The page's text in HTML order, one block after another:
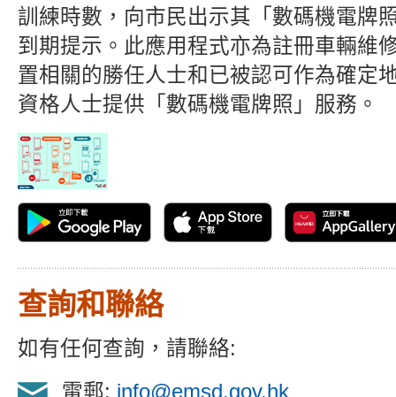
訓練時數，向市民出示其「數碼機電牌
到期提示。此應用程式亦為註冊車輛維
置相關的勝任人士和已被認可作為確定
資格人士提供「數碼機電牌照」服務。
查詢和聯絡
如有任何查詢，請聯絡:
電郵: info@emsd.gov.hk